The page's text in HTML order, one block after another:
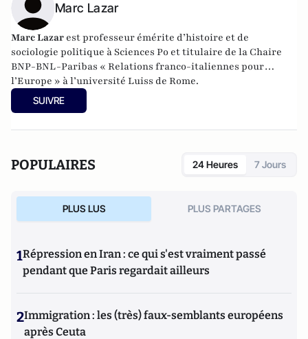
Marc Lazar
Marc Lazar est professeur émérite d’histoire et de
sociologie politique à Sciences Po et titulaire de la Chaire
BNP-BNL-Paribas « Relations franco-italiennes pour
l’Europe » à l’université Luiss de Rome.
SUIVRE
POPULAIRES 24 Heures 7 Jours
PLUS LUS PLUS PARTAGES
1Répression en Iran : ce qui s'est vraiment passé
pendant que Paris regardait ailleurs
2Immigration : les (très) faux-semblants européens
après Ceuta